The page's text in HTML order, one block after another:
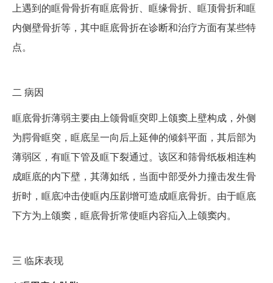
上遇到的眶骨骨折有眶底骨折、眶缘骨折、眶顶骨折和眶
内侧壁骨折等，其中眶底骨折在诊断和治疗方面有某些特
点。
二 病因
眶底骨折薄弱主要由上颌骨眶突即上颌窦上壁构成，外侧
为腭骨眶突，眶底呈一向后上延伸的倾斜平面，其后部为
薄弱区，有眶下管及眶下裂通过。该区和筛骨纸板相连构
成眶底的内下壁，其薄如纸，当面中部受外力撞击发生骨
折时，眶底冲击使眶内压剧增可造成眶底骨折。由于眶底
下方为上颌窦，眶底骨折常使眶内容疝入上颌窦内。
三 临床表现